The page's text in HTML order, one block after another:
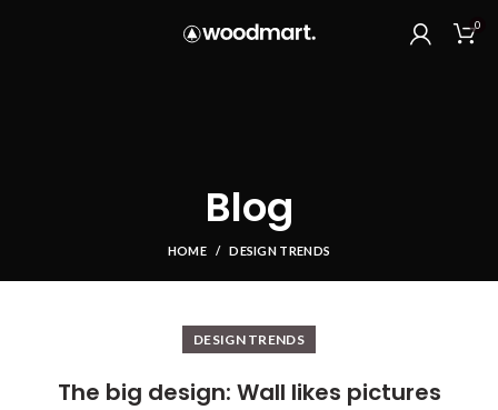
0
Blog
HOME DESIGN TRENDS
DESIGN TRENDS
The big design: Wall likes pictures